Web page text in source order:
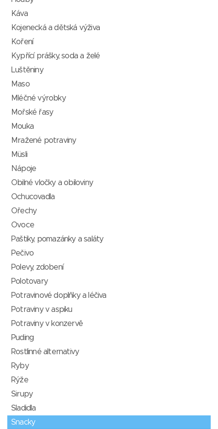
Káva
Kojenecká a dětská výživa
Koření
Kypřící prášky, soda a želé
Luštěniny
Maso
Mléčné výrobky
Mořské řasy
Mouka
Mražené potraviny
Müsli
Nápoje
Obilné vločky a obiloviny
Ochucovadla
Ořechy
Ovoce
Paštiky, pomazánky a saláty
Pečivo
Polevy, zdobení
Polotovary
Potravinové doplňky a léčiva
Potraviny v aspiku
Potraviny v konzervě
Puding
Rostlinné alternativy
Ryby
Rýže
Sirupy
Sladidla
Snacky